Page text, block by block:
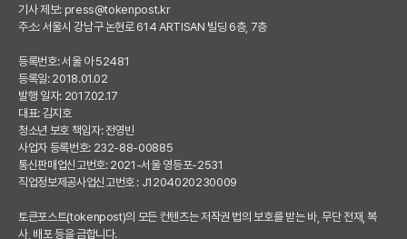
기사 제보: press@tokenpost.kr
주소: 서울시 강남구 논현로 614 ARTISAN 빌딩 6층, 7층
등록번호: 서울 아 52481
등록일: 2018.01.02
발행 일자: 2017.02.17
대표: 김지호
청소년 보호 책임자: 전영빈
사업자 등록번호: 232-88-00885
통신판매업신고번호: 2021-서울 영등포-2531
직업정보제공사업신고번호 : J1204020230009
토큰포스트(tokenpost)의 모든 컨텐츠는 저작권 법의 보호를 받는 바, 무단 전재, 복
사, 배포 등을 금합니다.